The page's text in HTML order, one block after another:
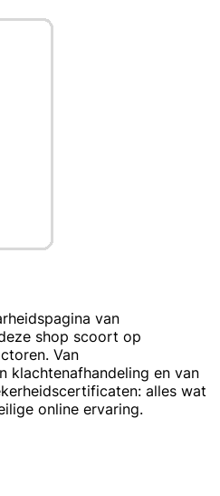
van
shop scoort op
Van
klachtenafhandeling en van
alles wat
online ervaring.